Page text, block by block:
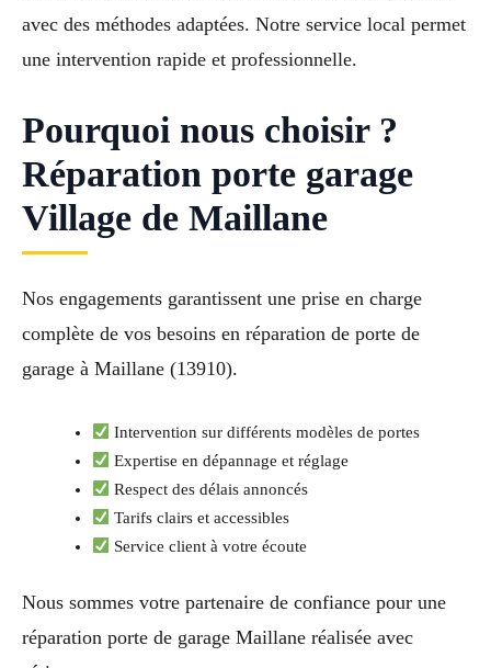
avec des méthodes adaptées. Notre service local permet
une intervention rapide et professionnelle.
Pourquoi nous choisir ?
Réparation porte garage
Village de Maillane
Nos engagements garantissent une prise en charge
complète de vos besoins en réparation de porte de
garage à Maillane (13910).
Intervention sur différents modèles de portes
Expertise en dépannage et réglage
Respect des délais annoncés
Tarifs clairs et accessibles
Service client à votre écoute
Nous sommes votre partenaire de confiance pour une
réparation porte de garage Maillane réalisée avec